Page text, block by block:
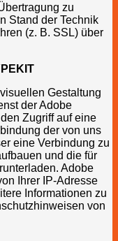
zu
Stand der Technik
(z. B. SSL) über
Gestaltung
der Adobe
Zugriff auf eine
der von uns
eine Verbindung zu
und die für
Adobe
Ihrer IP-Adresse
Informationen zu
von